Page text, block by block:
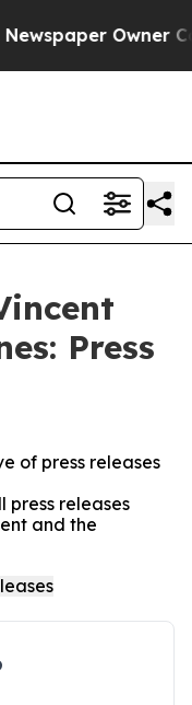
Owner
Press
of press releases
press releases
and the